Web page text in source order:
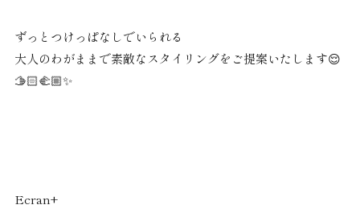
ずっとつけっぱなしでいられる
大人のわがままで素敵なスタイリングをご提案いたします😌
🫱🏻‍🫲🏼✨
Ecran+